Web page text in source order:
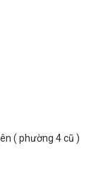
( phường 4 cũ )